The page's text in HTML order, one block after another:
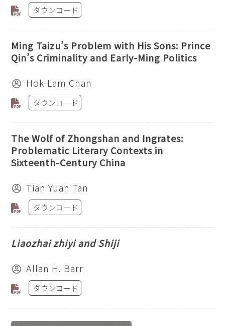
ダウンロード
Ming Taizu’s Problem with His Sons: Prince
Qin’s Criminality and Early-Ming Politics
Hok-Lam Chan
ダウンロード
The Wolf of Zhongshan and Ingrates:
Problematic Literary Contexts in
Sixteenth-Century China
Tian Yuan Tan
ダウンロード
Liaozhai zhiyi and Shiji
Allan H. Barr
ダウンロード